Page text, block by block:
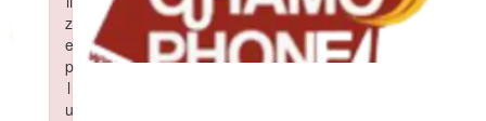
z
e
p
l
u